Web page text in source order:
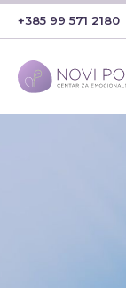
+385 99 571 2180